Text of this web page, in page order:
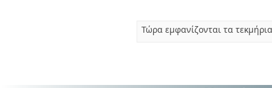
Τώρα εμφανίζονται τα